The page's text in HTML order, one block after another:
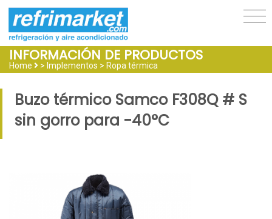
INFORMACIÓN DE PRODUCTOS
Home > Implementos > Ropa térmica
Buzo térmico Samco F308Q # S
sin gorro para -40°C